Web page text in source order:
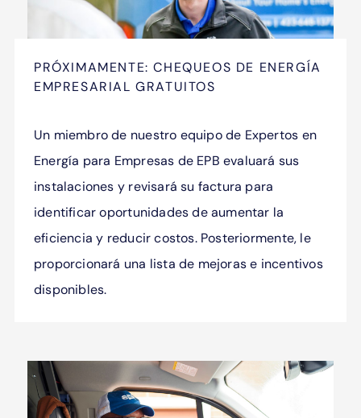
PRÓXIMAMENTE: CHEQUEOS DE ENERGÍA
EMPRESARIAL GRATUITOS
Un miembro de nuestro equipo de Expertos en
Energía para Empresas de EPB evaluará sus
instalaciones y revisará su factura para
identificar oportunidades de aumentar la
eficiencia y reducir costos. Posteriormente, le
proporcionará una lista de mejoras e incentivos
disponibles.